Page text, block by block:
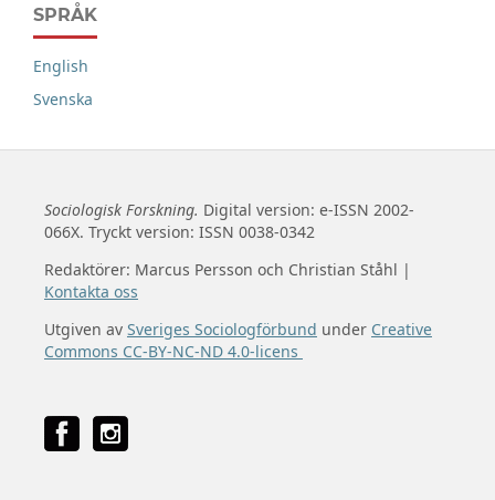
SPRÅK
English
Svenska
Sociologisk Forskning. Digital version: e-ISSN 2002-
066X. Tryckt version: ISSN 0038-0342
Redaktörer: Marcus Persson och Christian Ståhl |
Kontakta oss
Utgiven av Sveriges Sociologförbund under Creative
Commons CC-BY-NC-ND 4.0-licens